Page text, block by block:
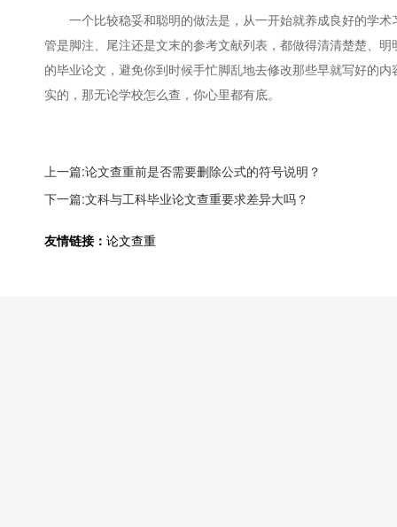
一个比较稳妥和聪明的做法是，从一开始就养成良好的学
管是脚注、尾注还是文末的参考文献列表，都做得清清楚楚、
的毕业论文，避免你到时候手忙脚乱地去修改那些早就写好的
实的，那无论学校怎么查，你心里都有底。
上一篇:论文查重前是否需要删除公式的符号说明？
下一篇:文科与工科毕业论文查重要求差异大吗？
友情链接： 论文查重